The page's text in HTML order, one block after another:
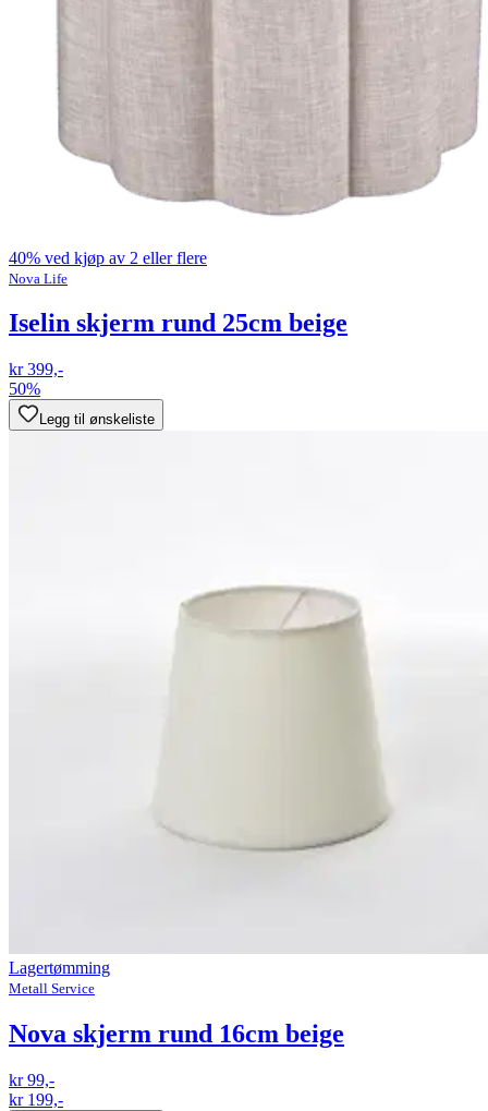
40% ved kjøp av 2 eller flere
Nova Life
Iselin skjerm rund 25cm beige
kr 399,-
50%
Legg til ønskeliste
Lagertømming
Metall Service
Nova skjerm rund 16cm beige
kr 99,-
kr 199,-